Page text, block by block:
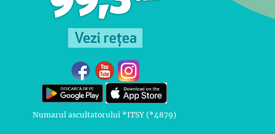
Numarul ascultatorului *ITSY (*4879)